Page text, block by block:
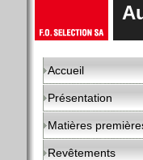
Accueil
Présentation
Matières
Revêtements